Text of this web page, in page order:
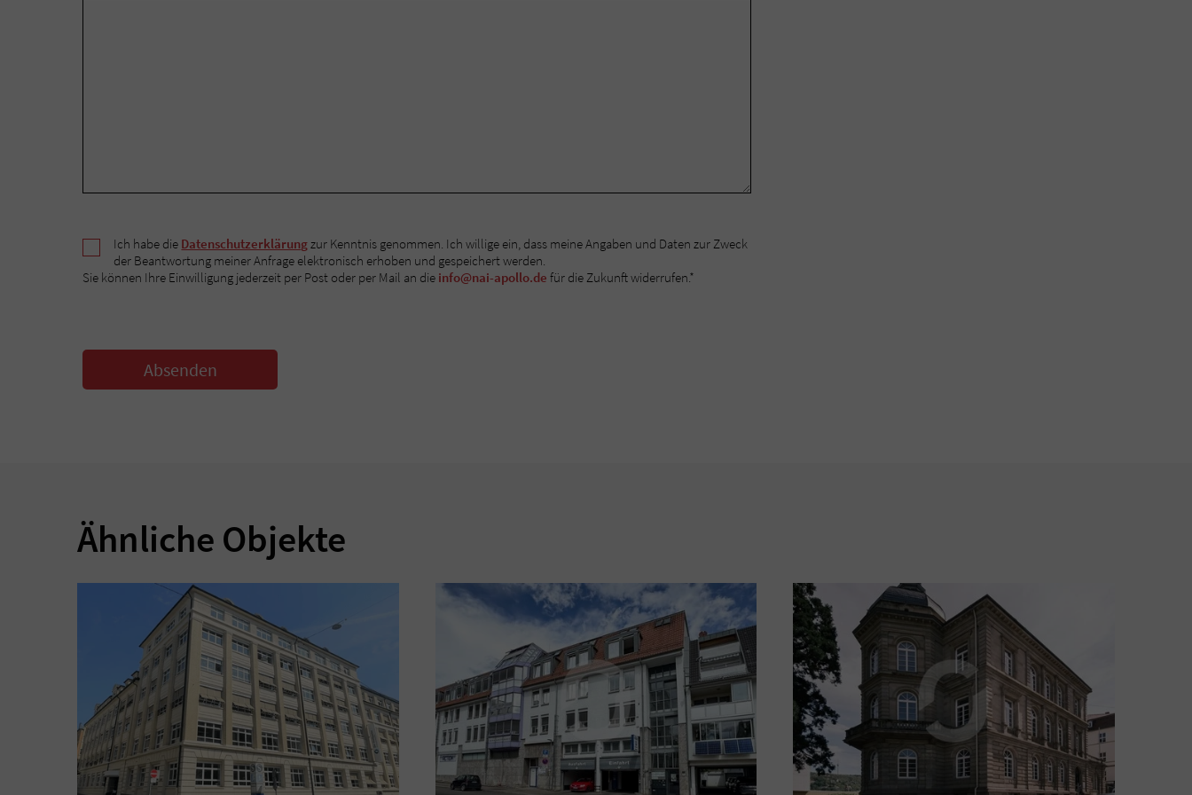
Ich habe die Datenschutzerklärung zur Kenntnis genommen. Ich willige ein, dass meine Angaben und Daten zur Zweck
der Beantwortung meiner Anfrage elektronisch erhoben und gespeichert werden.
Sie können Ihre Einwilligung jederzeit per Post oder per Mail an die info@nai-apollo.de für die Zukunft widerrufen.*
Absenden
Ähnliche Objekte